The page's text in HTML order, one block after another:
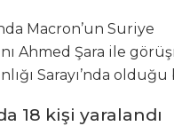
Macron’un Suriye
Ahmed Şara ile
Sarayı’nda
18 kişi yaralandı